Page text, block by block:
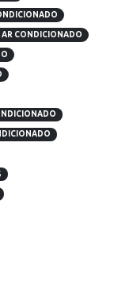
AR CONDICIONADO